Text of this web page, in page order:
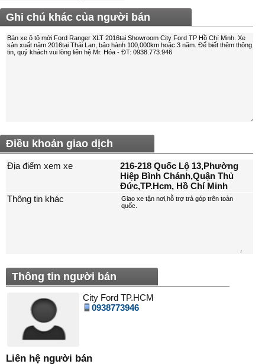
Ghi chú khác của người bán
Điều khoản giao dịch
Địa điểm xem xe
216-218 Quốc Lộ 13,Phường
Hiệp Bình Chánh,Quận Thủ
Đức,TP.Hcm, Hồ Chí Minh
Thông tin khác
Thông tin người bán
City Ford TP.HCM
0938773946
Liên hệ người bán